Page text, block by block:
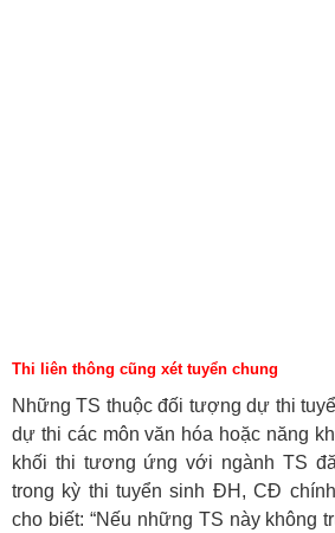
Thi liên thông cũng xét tuyển chung
Những TS thuộc đối tượng dự thi
dự thi các môn văn hóa hoặc năng
khối thi tương ứng với ngành TS
trong kỳ thi tuyển sinh ĐH, CĐ
cho biết: “Nếu những TS này không